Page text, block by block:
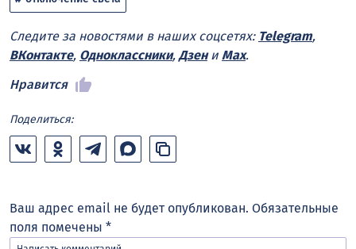
Следите за новостями в наших соцсетях: Telegram,
ВКонтакте, Одноклассники, Дзени Max.
Нравится
Поделиться:
Ваш адрес email не будет опубликован. Обязательные
поля помечены *